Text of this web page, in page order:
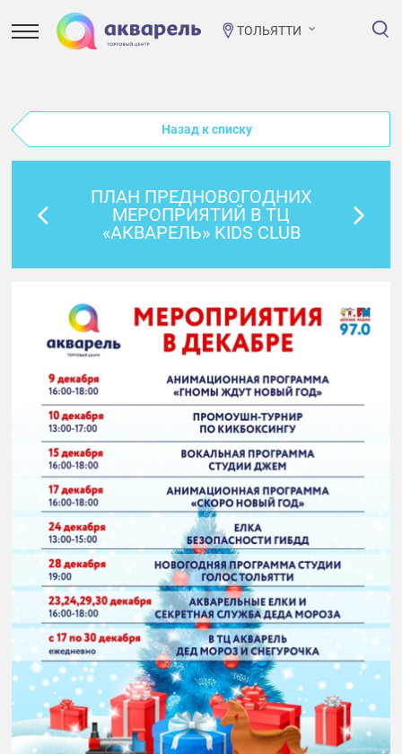
ТОЛЬЯТТИ
Назад к списку
ПЛАН ПРЕДНОВОГОДНИХ
МЕРОПРИЯТИЙ В ТЦ
«АКВАРЕЛЬ» KIDS CLUB